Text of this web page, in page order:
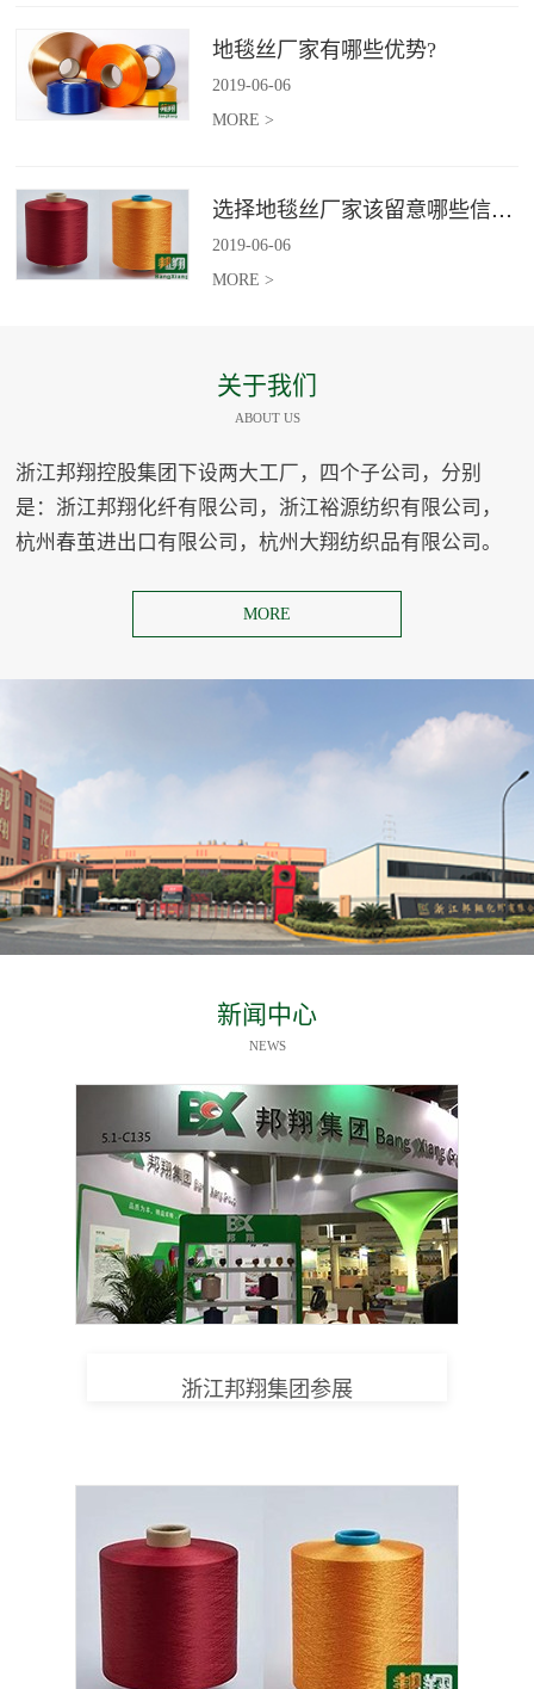
地毯丝厂家有哪些优势?
2019-06-06
MORE >
选择地毯丝厂家该留意哪些信息？
2019-06-06
MORE >
关于我们
ABOUT US
浙江邦翔控股集团下设两大工厂，四个子公司，分别
是：浙江邦翔化纤有限公司，浙江裕源纺织有限公司，
杭州春茧进出口有限公司，杭州大翔纺织品有限公司。
MORE
新闻中心
NEWS
浙江邦翔集团参展